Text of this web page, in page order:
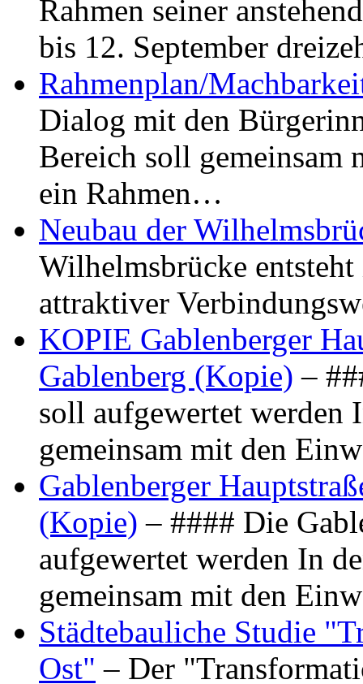
Rahmen seiner
bis 12. September
Rahmenplan/
Dialog mit den
Bereich soll gemeinsam
ein Rahmen…
Neubau der
Wilhelmsbrücke
attraktiver
KOPIE Gablenberger
Gablenberg (Kopie) –
soll aufgewertet werden
gemeinsam mit den
Gablenberger
(Kopie) – #### Die
aufgewertet werden In
gemeinsam mit den
Städtebauliche Studie
Ost" – Der